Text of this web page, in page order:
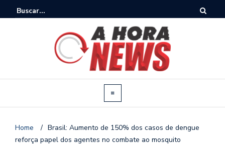
Home / Brasil: Aumento de 150% dos casos de dengue
reforça papel dos agentes no combate ao mosquito